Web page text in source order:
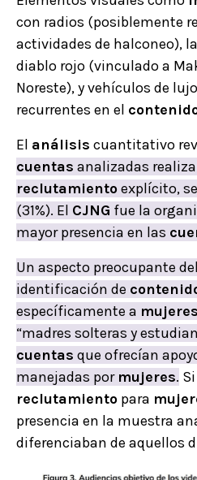
con radios (posiblemente
actividades de halconeo),
diablo rojo (vinculado a
Noreste), y vehículos de
recurrentes en el
El análisis cuantitativo
cuentas analizadas
reclutamientoexplícito,
(31%). El CJNG fue la
mayor presencia en las
Un aspecto preocupante
identificación de
específicamente a mujeres
“madres solteras y
cuentas que ofrecían
manejadas por mujeres.
reclutamiento para
presencia en la muestra
diferenciaban de aquellos